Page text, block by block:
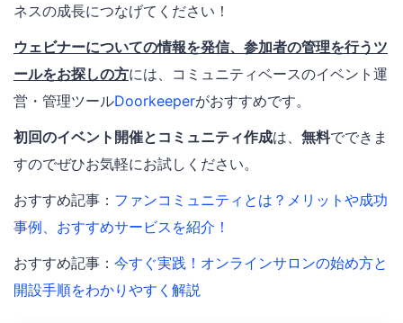
ネスの成長につなげてください！
ウェビナーについての情報を発信、参加者の管理を行うツ
ールをお探しの方には、コミュニティベースのイベント運
営・管理ツールDoorkeeperがおすすめです。
初回のイベント開催とコミュニティ作成は、 無料でできま
すのでぜひお気軽にお試しください。
おすすめ記事： ファンコミュニティとは？メリットや成功
事例、おすすめサービスを紹介！
おすすめ記事： 今すぐ実践！オンラインサロンの始め方と
開設手順をわかりやすく解説